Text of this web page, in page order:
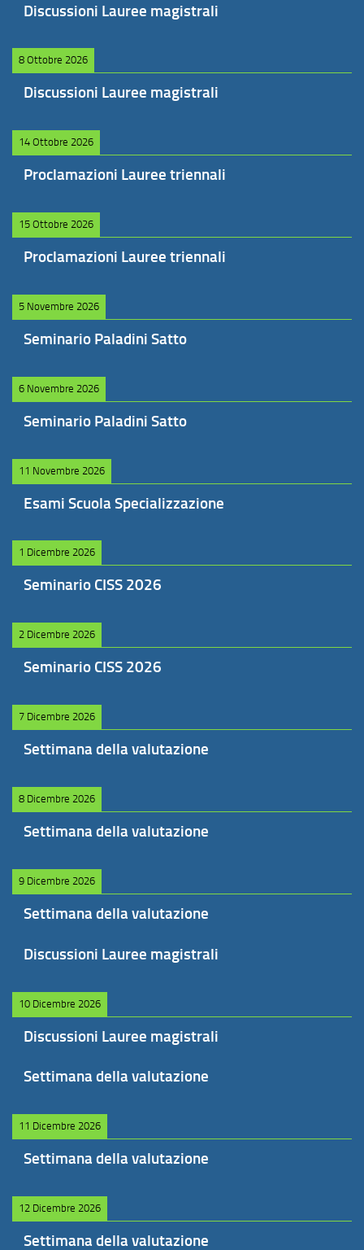
Discussioni Lauree magistrali
8 Ottobre 2026
Discussioni Lauree magistrali
14 Ottobre 2026
Proclamazioni Lauree triennali
15 Ottobre 2026
Proclamazioni Lauree triennali
5 Novembre 2026
Seminario Paladini Satto
6 Novembre 2026
Seminario Paladini Satto
11 Novembre 2026
Esami Scuola Specializzazione
1 Dicembre 2026
Seminario CISS 2026
2 Dicembre 2026
Seminario CISS 2026
7 Dicembre 2026
Settimana della valutazione
8 Dicembre 2026
Settimana della valutazione
9 Dicembre 2026
Settimana della valutazione
Discussioni Lauree magistrali
10 Dicembre 2026
Discussioni Lauree magistrali
Settimana della valutazione
11 Dicembre 2026
Settimana della valutazione
12 Dicembre 2026
Settimana della valutazione